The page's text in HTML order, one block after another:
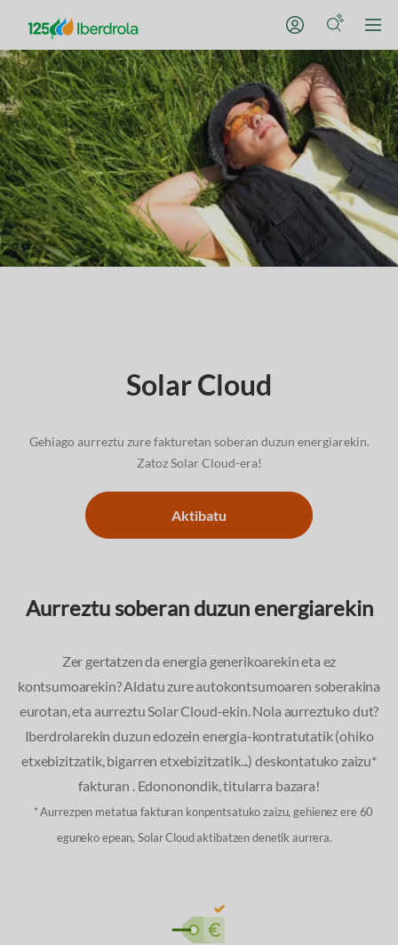
Solar Cloud
Gehiago aurreztu zure fakturetan soberan duzun energiarekin.
Zatoz Solar Cloud-era!
Aktibatu
Aurreztu soberan duzun energiarekin
Zer gertatzen da energia generikoarekin eta ez
kontsumoarekin? Aldatu zure autokontsumoaren soberakina
eurotan, eta aurreztu Solar Cloud-ekin. Nola aurreztuko dut?
Iberdrolarekin duzun edozein energia-kontratutatik (ohiko
etxebizitzatik, bigarren etxebizitzatik...) deskontatuko zaizu*
fakturan . Edononondik, titularra bazara!
* Aurrezpen metatua fakturan konpentsatuko zaizu, gehienez ere 60
eguneko epean, Solar Cloud aktibatzen denetik aurrera.